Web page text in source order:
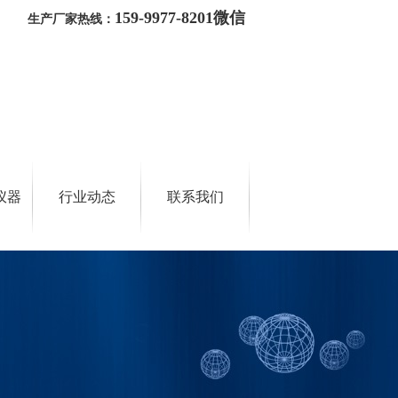
生产厂家热线： 159-9977-8201微信
器 行业动态 联系我们